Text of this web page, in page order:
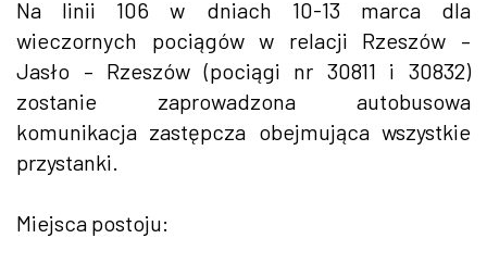
Na linii 106 w dniach 10-13 marca dla
wieczornych pociągów w relacji Rzeszów –
Jasło – Rzeszów (pociągi nr 30811 i 30832)
zostanie zaprowadzona autobusowa
komunikacja zastępcza obejmująca wszystkie
przystanki.
Miejsca postoju: